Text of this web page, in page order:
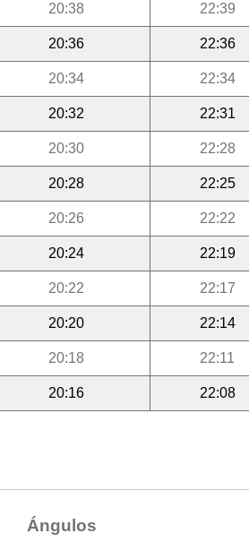
20:38 22:39
20:36 22:36
20:34 22:34
20:32 22:31
20:30 22:28
20:28 22:25
20:26 22:22
20:24 22:19
20:22 22:17
20:20 22:14
20:18 22:11
20:16 22:08
Ángulos